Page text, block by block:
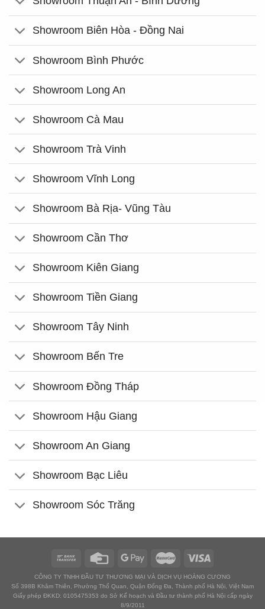
Showroom Biên Hòa - Đồng Nai
Showroom Bình Phước
Showroom Long An
Showroom Cà Mau
Showroom Trà Vinh
Showroom Vĩnh Long
Showroom Bà Rịa- Vũng Tàu
Showroom Cần Thơ
Showroom Kiên Giang
Showroom Tiền Giang
Showroom Tây Ninh
Showroom Bến Tre
Showroom Đồng Tháp
Showroom Hậu Giang
Showroom An Giang
Showroom Bạc Liêu
Showroom Sóc Trăng
CÔNG TY TNHH ĐẦU TƯ THƯƠNG MẠI VÀ DỊCH VỤ HOÀNG CƯƠNG
Số 398B Khâm Thiên, Phường Thổ Quan, Quận Đống Đa, Thành phố Hà Nội, Việt Nam
Giấy phép ĐKKD: 0105475353 do Sở Kế hoạch và Đầu tư thành phố Hà Nội cấp ngày
8/9/2011